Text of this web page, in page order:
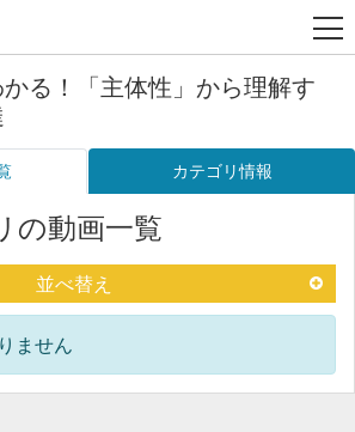
る！「主体性」から理解す
カテゴリ情報
の動画一覧
並べ替え
ません